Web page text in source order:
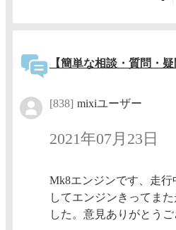
【簡単な相談・質問・
[838] mixiユーザー
2021年07月23日
Mk8エンジンです、走
してエンジンきってま
した。意見ありがとうご